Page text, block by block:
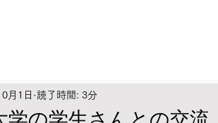
月1日 読了時間: 3分